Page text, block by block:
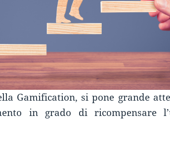
Gamification, si pone grande
in grado di ricompensare